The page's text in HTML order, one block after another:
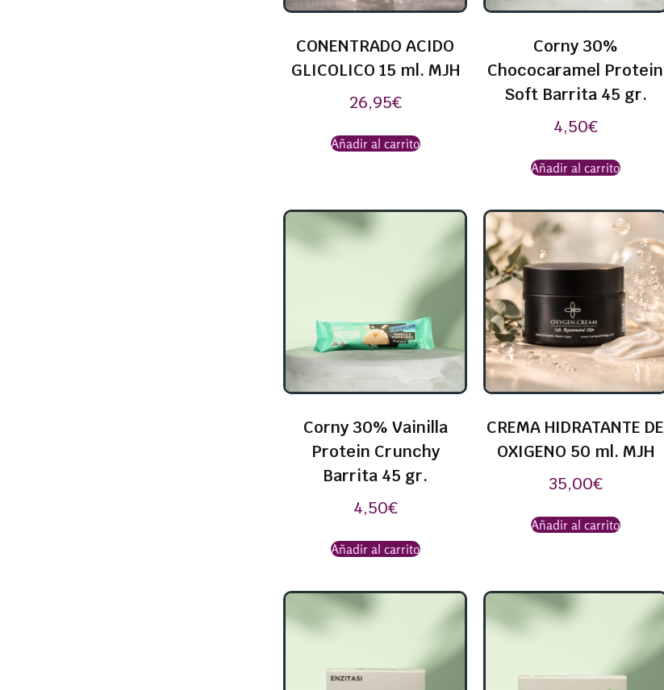
CONENTRADO ACIDO
GLICOLICO 15 ml. MJH
26,95€
Añadir al carrito
Corny 30%
Chococaramel Protein
Soft Barrita 45 gr.
4,50€
Añadir al carrito
Corny 30% Vainilla
Protein Crunchy
Barrita 45 gr.
4,50€
Añadir al carrito
CREMA HIDRATANTE DE
OXIGENO 50 ml. MJH
35,00€
Añadir al carrito